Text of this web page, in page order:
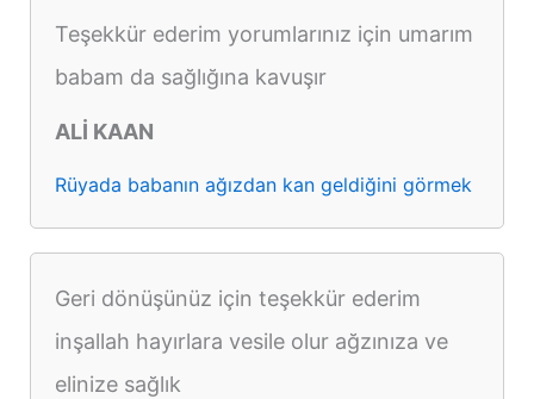
Teşekkür ederim yorumlarınız için umarım
babam da sağlığına kavuşır
ALİ KAAN
Rüyada babanın ağızdan kan geldiğini görmek
Geri dönüşünüz için teşekkür ederim
inşallah hayırlara vesile olur ağzınıza ve
elinize sağlık